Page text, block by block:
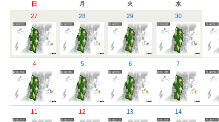
日 月 火
水
27
28 29 30
4 5 6 7
11 12 13 14